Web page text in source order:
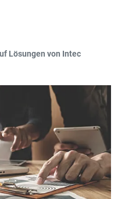
Lösungen von Intec
in, Trade-in, Scan-in, Time-
in, Board-in) ab 03/2022
in) ab 02/2022
in) ab 02/2022
in, Scan-in) ab 02/2022
(Pay-in) ab 02/2022